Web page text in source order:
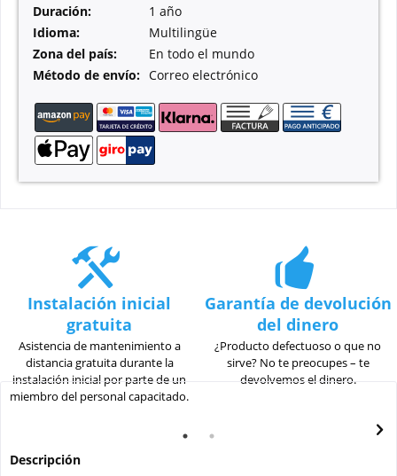
Duración:
1 año
Idioma:
Multilingüe
Zona del país:
En todo el mundo
Método de envío: Correo electrónico
Instalación inicial
gratuita
Asistencia de mantenimiento a
distancia gratuita durante la
instalación inicial por parte de un
miembro del personal capacitado.
Garantía de devolución
del dinero
¿Producto defectuoso o que no
sirve? No te preocupes – te
devolvemos el dinero.
Descripción